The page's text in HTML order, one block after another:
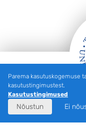
Jalus
Parema kasutuskogemuse
kasutustingimustest.
Kasutustingimused
Nõustun Ei